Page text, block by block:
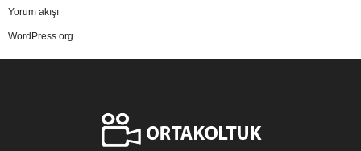
Yorum akışı
WordPress.org